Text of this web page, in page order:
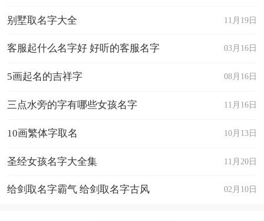
11月19日
别墅取名字大全
03月16日
客服起什么名字好 好听的客服名字
08月16日
5画起名的吉祥字
11月16日
三点水旁的字有哪些女孩名字
10月13日
10画繁体字取名
11月20日
圣经女孩名字大全集
02月10日
给剑取名字霸气 给剑取名字古风